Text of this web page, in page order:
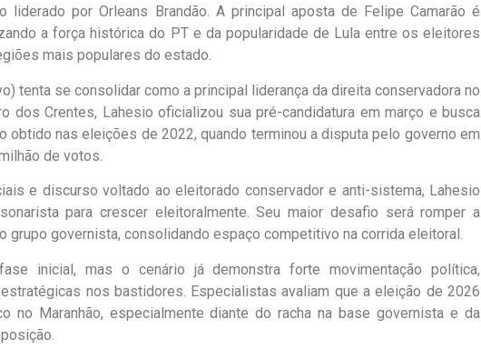
liderado por Orleans Brandão. A principal aposta de Felipe Camarão é
a força histórica do PT e da popularidade de Lula entre os eleitores
mais populares do estado.
tenta se consolidar como a principal liderança da direita conservadora no
dos Crentes, Lahesio oficializou sua pré-candidatura em março e busca
nas eleições de 2022, quando terminou a disputa pelo governo em
de votos.
e discurso voltado ao eleitorado conservador e anti-sistema, Lahesio
para crescer eleitoralmente. Seu maior desafio será romper a
grupo governista, consolidando espaço competitivo na corrida eleitoral.
inicial, mas o cenário já demonstra forte movimentação política,
nos bastidores. Especialistas avaliam que a eleição de 2026
no Maranhão, especialmente diante do racha na base governista e da